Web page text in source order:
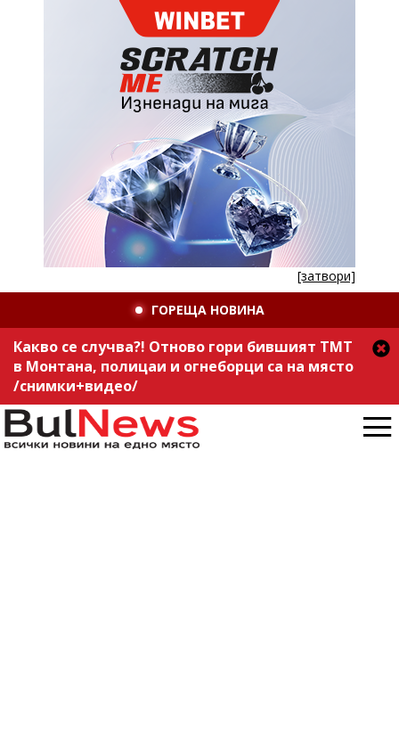
[затвори]
ГОРЕЩА НОВИНА
Какво се случва?! Отново гори бившият ТМТ
в Монтана, полицаи и огнеборци са на място
/снимки+видео/